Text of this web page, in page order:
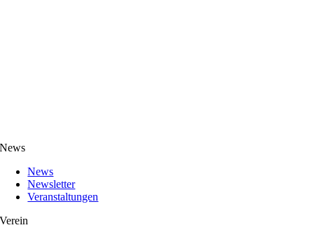
News
News
Newsletter
Veranstaltungen
Verein